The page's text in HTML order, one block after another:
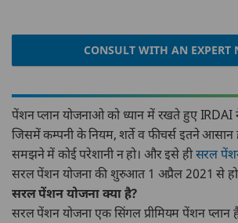
CONSULT WITH AN EXPERT
पेंशन प्लान योजनाओ को ध्यान में रखते हुए IRDAI
जिसमें कम्पनी के नियम, शर्ते व फीचर्स इतने आसान
समझने में कोई परेशानी न हो। और इसे हीसरल
सरल पेंशन योजना की शुरुआत 1 अप्रैल 2021 से
सरल पेंशन योजना क्या है?
सरल पेंशन योजना एक सिंगल प्रीमियम पेंशन